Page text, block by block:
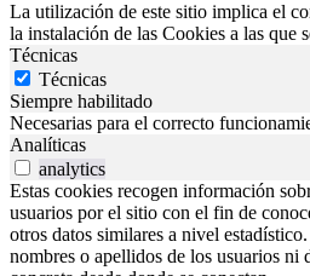
La utilización de este sitio implica el
la instalación de las Cookies a las que
Técnicas
Técnicas
Siempre habilitado
Necesarias para el correcto
Analíticas
analytics
Estas cookies recogen información
usuarios por el sitio con el fin de
otros datos similares a nivel
nombres o apellidos de los usuarios ni